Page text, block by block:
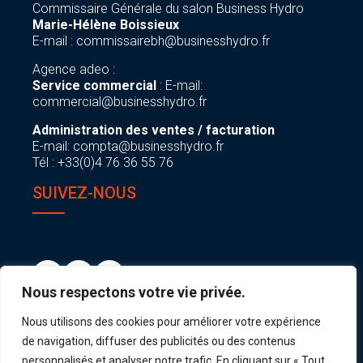
Nous respectons votre vie privée.
Nous utilisons des cookies pour améliorer votre expérience
de navigation, diffuser des publicités ou des contenus
Commissaire Générale du salon Business Hydro
Marie-Hélène Boissieux
E-mail : commissairebh@businesshydro.fr
Agence adeo :
Service commercial : E-mail:
commercial@businesshydro.fr
Administration des ventes / facturation
E-mail: compta@businesshydro.fr
Tél : +33(0)4 76 36 55 76
SUIVEZ-NOUS